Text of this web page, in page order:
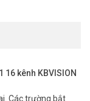
16 kênh KBVISION
Các trường bắt